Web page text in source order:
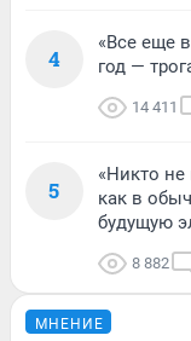
4
«Все еще
год —
14 411
5
«Никто
как в
будущую
8 882
МНЕНИЕ